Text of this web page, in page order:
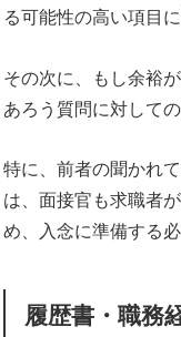
る可能性の高い項目
その次に、もし余裕
あろう質問に対して
特に、前者の聞かれ
は、面接官も求職者
め、入念に準備する
履歴書・職務